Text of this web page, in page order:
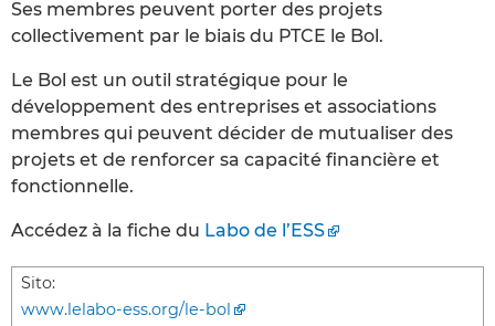
Ses membres peuvent porter des projets
collectivement par le biais du PTCE le Bol.
Le Bol est un outil stratégique pour le
développement des entreprises et associations
membres qui peuvent décider de mutualiser des
projets et de renforcer sa capacité financière et
fonctionnelle.
Accédez à la fiche du Labo de l’ESS
Sito:
www.lelabo-ess.org/le-bol